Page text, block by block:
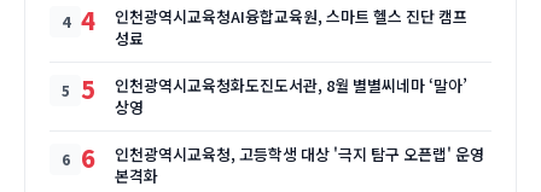
4
인천광역시교육청AI융합교육원, 스마트 헬스 진단 캠프
성료
5
인천광역시교육청화도진도서관, 8월 별별씨네마 ‘말아’
상영
6
인천광역시교육청, 고등학생 대상 '극지 탐구 오픈랩' 운영
본격화